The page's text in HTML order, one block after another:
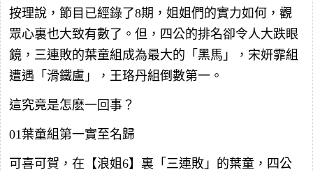
按理說，節目已經錄了8期，姐姐們的實力如何，觀
眾心裏也大致有數了。但，四公的排名卻令人大跌眼
鏡，三連敗的葉童組成為最大的「黑馬」，宋妍霏組
遭遇「滑鐵盧」，王珞丹組倒數第一。
這究竟是怎麽一回事？
01葉童組第一實至名歸
可喜可賀，在【浪姐6】裏「三連敗」的葉童，四公